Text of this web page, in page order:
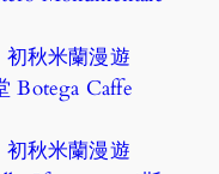
秋米蘭漫遊
Botega Caffe
秋米蘭漫遊